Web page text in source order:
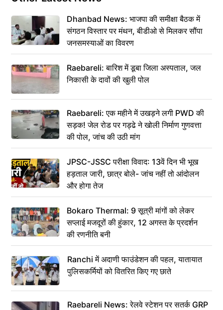
Dhanbad News: भाजपा की समीक्षा बैठक में
संगठन विस्तार पर मंथन, बीडीओ से मिलकर सौंपा
जनसमस्याओं का विवरण
Raebareli: बारिश में डूबा जिला अस्पताल, जल
निकासी के दावों की खुली पोल
Raebareli: एक महीने में उखड़ने लगी PWD की
सड़क! जेल रोड पर गड्ढे ने खोली निर्माण गुणवत्ता
की पोल, जांच की उठी मांग
JPSC-JSSC परीक्षा विवाद: 13वें दिन भी भूख
हड़ताल जारी, छात्र बोले- जांच नहीं तो आंदोलन
और होगा तेज
Bokaro Thermal: 9 सूत्री मांगों को लेकर
सप्लाई मजदूरों की हुंकार, 12 अगस्त के प्रदर्शन
की रणनीति बनी
Ranchi में अदाणी फाउंडेशन की पहल, यातायात
पुलिसकर्मियों को वितरित किए गए छाते
Raebareli News: रेलवे स्टेशन पर सतर्क GRP